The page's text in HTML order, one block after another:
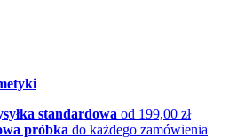
standardowa od 199,00 zł
próbka do każdego zamówienia